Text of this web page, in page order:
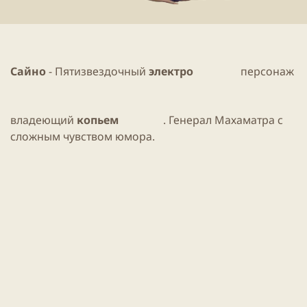
Сайно- Пятизвездочный электро персонаж
владеющий копьем
. Генерал Махаматра с
сложным чувством юмора.